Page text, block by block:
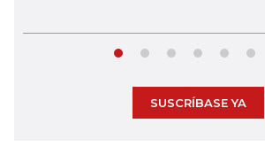
SUSCRÍBASE YA